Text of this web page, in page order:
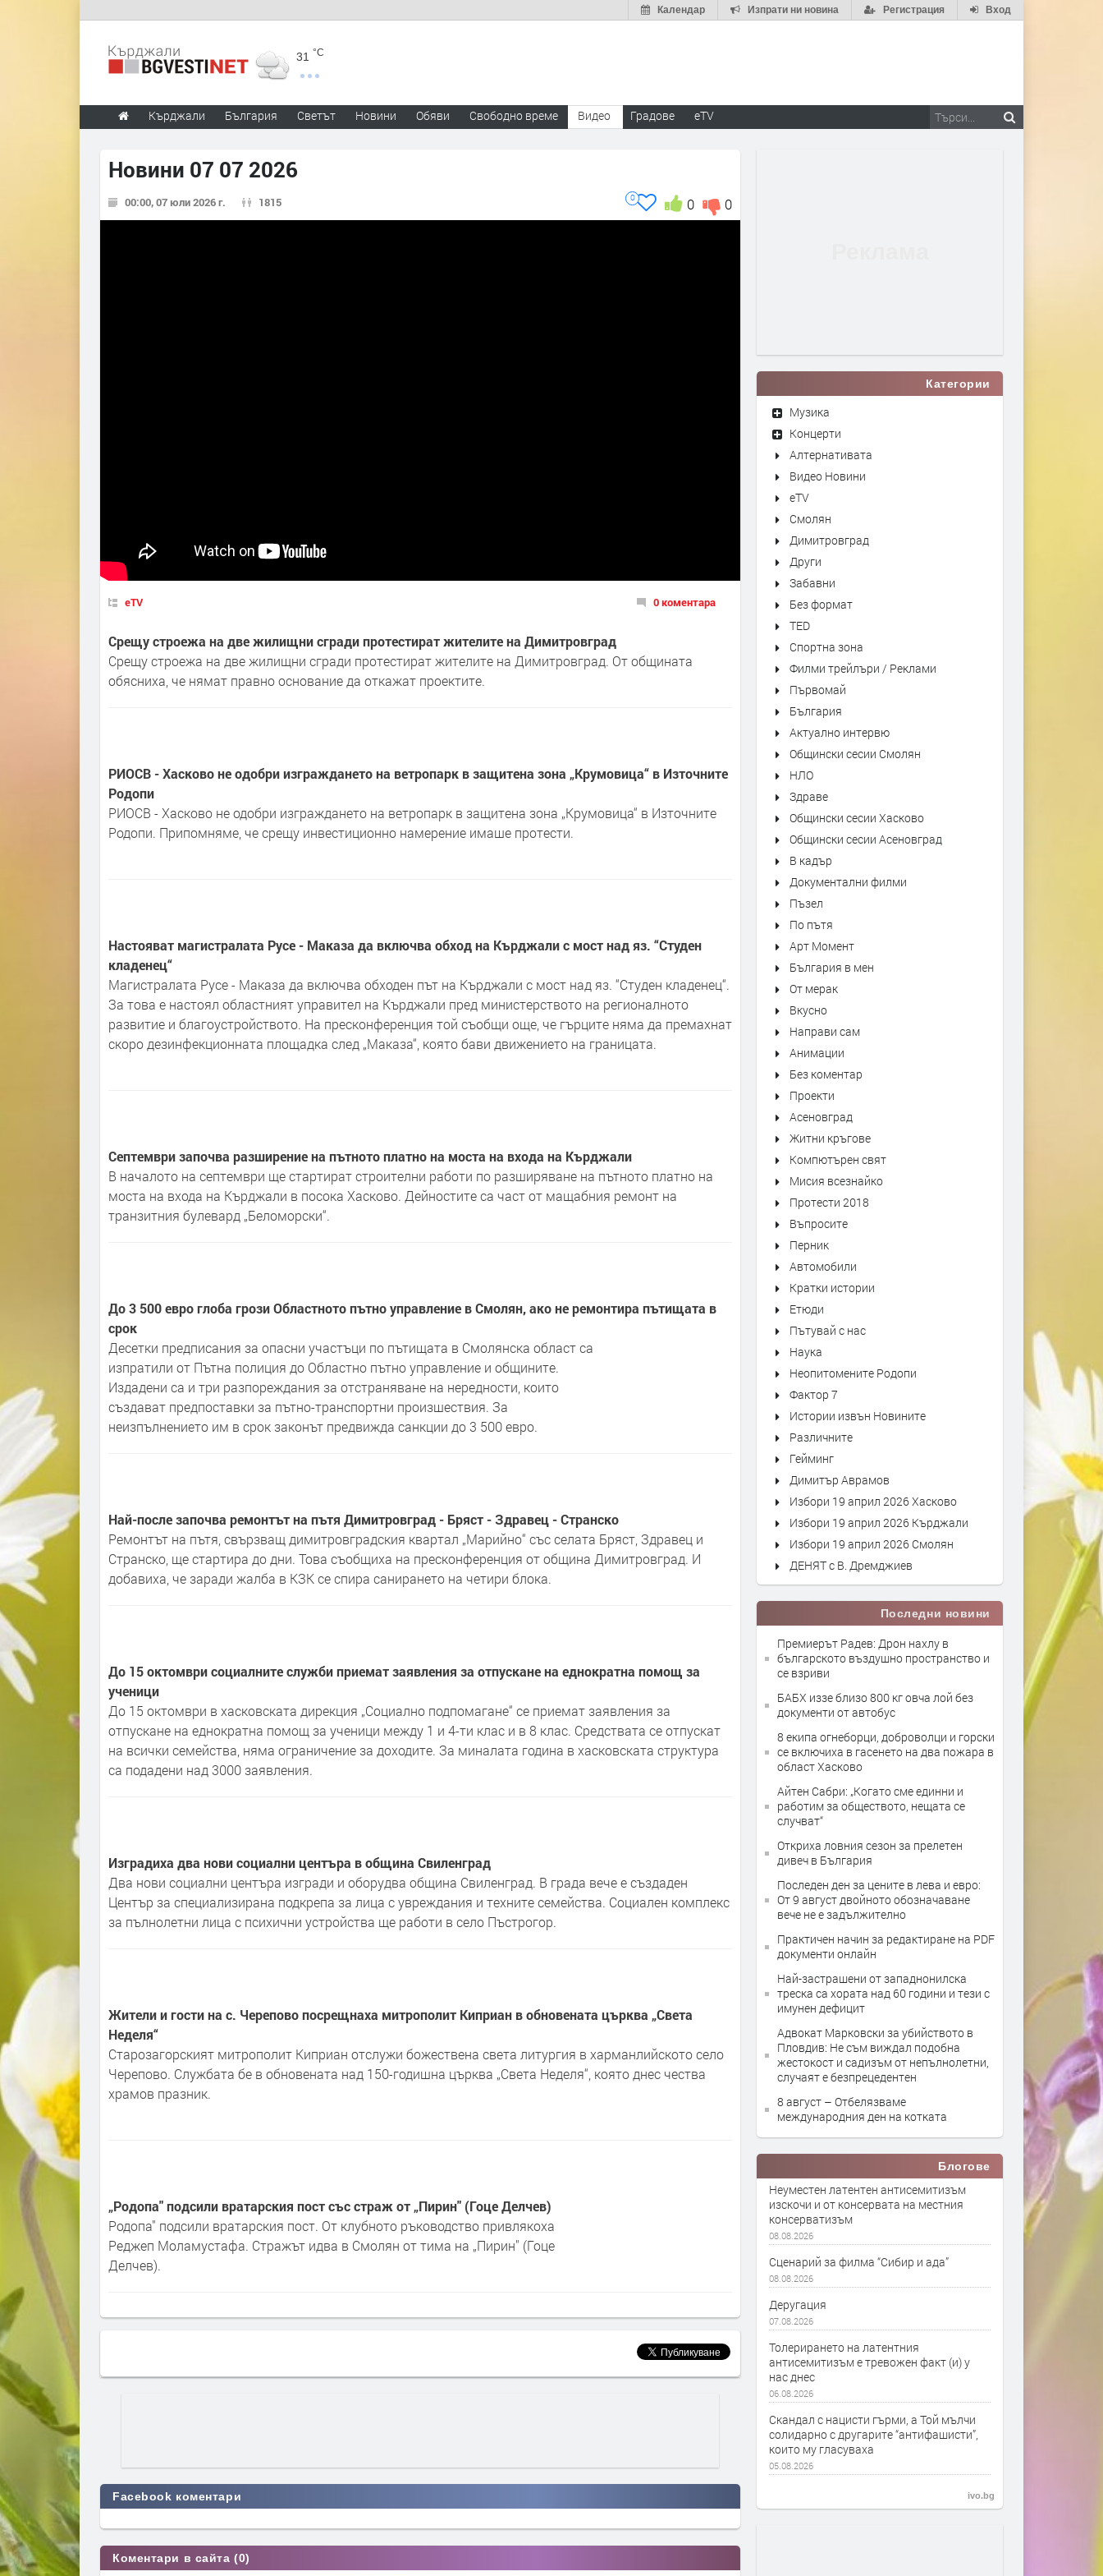
Вход
Регистрация
Изпрати ни новина
Календар
31 °C
Кърджали България Светът Новини Обяви Свободно време Видео Градове eTV
Новини 07 07 2026
00:00, 07 юли 2026 г. 1815 0
0
0
eTV 0 коментара
Срещу строежа на две жилищни сгради протестират жителите на Димитровград
Срещу строежа на две жилищни сгради протестират жителите на Димитровград. От общината
обясниха, че нямат правно основание да откажат проектите.
РИОСВ - Хасково не одобри изграждането на ветропарк в защитена зона „Крумовица“ в Източните
Родопи
РИОСВ - Хасково не одобри изграждането на ветропарк в защитена зона „Крумовица“ в Източните
Родопи. Припомняме, че срещу инвестиционно намерение имаше протести.
Настояват магистралата Русе - Маказа да включва обход на Кърджали с мост над яз. “Студен
кладенец“
Магистралата Русе - Маказа да включва обходен път на Кърджали с мост над яз. “Студен кладенец“.
За това е настоял областният управител на Кърджали пред министерството на регионалното
развитие и благоустройството. На пресконференция той съобщи още, че гърците няма да премахнат
скоро дезинфекционната площадка след „Маказа“, която бави движението на границата.
Септември започва разширение на пътното платно на моста на входа на Кърджали
В началото на септември ще стартират строителни работи по разширяване на пътното платно на
моста на входа на Кърджали в посока Хасково. Дейностите са част от мащабния ремонт на
транзитния булевард „Беломорски“.
До 3 500 евро глоба грози Областното пътно управление в Смолян, ако не ремонтира пътищата в
срок
Десетки предписания за опасни участъци по пътищата в Смолянска област са
изпратили от Пътна полиция до Областно пътно управление и общините.
Издадени са и три разпореждания за отстраняване на нередности, които
създават предпоставки за пътно-транспортни произшествия. За
неизпълнението им в срок законът предвижда санкции до 3 500 евро.
Най-после започва ремонтът на пътя Димитровград - Бряст - Здравец - Странско
Ремонтът на пътя, свързващ димитровградския квартал „Марийно“ със селата Бряст, Здравец и
Странско, ще стартира до дни. Това съобщиха на пресконференция от община Димитровград. И
добавиха, че заради жалба в КЗК се спира санирането на четири блока.
До 15 октомври социалните служби приемат заявления за отпускане на еднократна помощ за
ученици
До 15 октомври в хасковската дирекция „Социално подпомагане“ се приемат заявления за
отпускане на еднократна помощ за ученици между 1 и 4-ти клас и в 8 клас. Средствата се отпускат
на всички семейства, няма ограничение за доходите. За миналата година в хасковската структура
са подадени над 3000 заявления.
Изградиха два нови социални центъра в община Свиленград
Два нови социални центъра изгради и оборудва община Свиленград. В града вече е създаден
Център за специализирана подкрепа за лица с увреждания и техните семейства. Социален комплекс
за пълнолетни лица с психични устройства ще работи в село Пъстрогор.
Жители и гости на с. Черепово посрещнаха митрополит Киприан в обновената църква „Света
Неделя“
Старозагорският митрополит Киприан отслужи божествена света литургия в харманлийското село
Черепово. Службата бе в обновената над 150-годишна църква „Света Неделя“, която днес чества
храмов празник.
„Родопа" подсили вратарския пост със страж от „Пирин" (Гоце Делчев)
Родопа" подсили вратарския пост. От клубното ръководство привлякоха
Реджеп Моламустафа. Стражът идва в Смолян от тима на „Пирин" (Гоце
Делчев).
Facebook коментари
Коментари в сайта (0)
Категории
Музика
Концерти
Алтернативата
Видео Новини
eTV
Смолян
Димитровград
Други
Забавни
Без формат
TED
Спортна зона
Филми трейлъри / Реклами
Първомай
България
Актуално интервю
Общински сесии Смолян
НЛО
Здраве
Общински сесии Хасково
Общински сесии Асеновград
В кадър
Документални филми
Пъзел
По пътя
Арт Момент
България в мен
От мерак
Вкусно
Направи сам
Анимации
Без коментар
Проекти
Асеновград
Житни кръгове
Компютърен свят
Мисия всезнайко
Протести 2018
Въпросите
Перник
Автомобили
Кратки истории
Етюди
Пътувай с нас
Наука
Неопитомените Родопи
Фактор 7
Истории извън Новините
Различните
Гейминг
Димитър Аврамов
Избори 19 април 2026 Хасково
Избори 19 април 2026 Кърджали
Избори 19 април 2026 Смолян
ДЕНЯТ с В. Дремджиев
Последни новини
Премиерът Радев: Дрон нахлу в
българското въздушно пространство и
се взриви
БАБХ иззе близо 800 кг овча лой без
документи от автобус
8 екипа огнеборци, доброволци и горски
се включиха в гасенето на два пожара в
област Хасково
Айтен Сабри: „Когато сме единни и
работим за обществото, нещата се
случват“
Откриха ловния сезон за прелетен
дивеч в България
Последен ден за цените в лева и евро:
От 9 август двойното обозначаване
вече не е задължително
Практичен начин за редактиране на PDF
документи онлайн
Най-застрашени от западнонилска
треска са хората над 60 години и тези с
имунен дефицит
Адвокат Марковски за убийството в
Пловдив: Не съм виждал подобна
жестокост и садизъм от непълнолетни,
случаят е безпрецедентен
8 август – Отбелязваме
международния ден на котката
Блогове
Неуместен латентен антисемитизъм
изскочи и от консервата на местния
консерватизъм
08.08.2026
Сценарий за филма “Сибир и ада”
08.08.2026
Деругация
07.08.2026
Толерирането на латентния
антисемитизъм е тревожен факт (и) у
нас днес
06.08.2026
Скандал с нацисти гърми, а Той мълчи
солидарно с другарите “антифашисти”,
които му гласуваха
05.08.2026
ivo.bg